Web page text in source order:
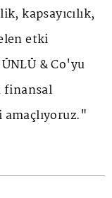
kapsayıcılık,
etki
ÜNLÜ & Co'yu
finansal